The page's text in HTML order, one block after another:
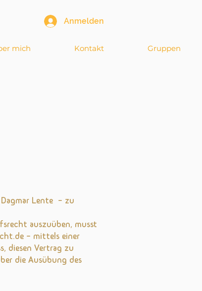
Anmelden
mich Kontakt Gruppen
Lente – zu
auszuüben, musst
– mittels einer
diesen Vertrag zu
die Ausübung des